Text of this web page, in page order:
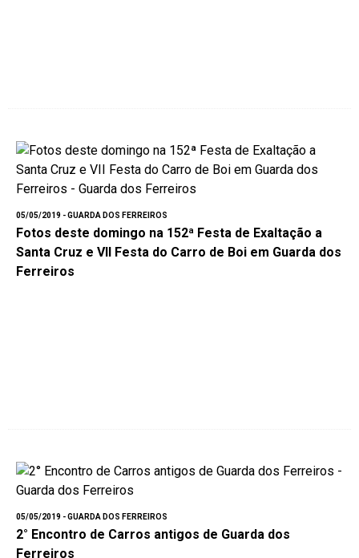
05/05/2019 - GUARDA DOS FERREIROS
Fotos deste domingo na 152ª Festa de Exaltação a
Santa Cruz e VII Festa do Carro de Boi em Guarda dos
Ferreiros
05/05/2019 - GUARDA DOS FERREIROS
2° Encontro de Carros antigos de Guarda dos
Ferreiros